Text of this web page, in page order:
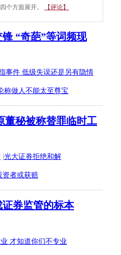
个方面展开。
【评论】
“奇葩”等词频现
事件 低级失误还是另有隐情
称做人不能太至尊宝
董秘被称替罪临时工
光大证券拒绝和解
资者或获赔
券监管的标本
才知道你们不专业